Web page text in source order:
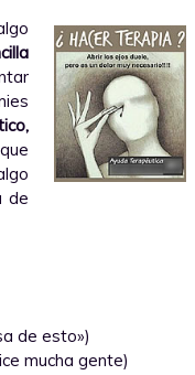
de
de esto»)
mucha gente)